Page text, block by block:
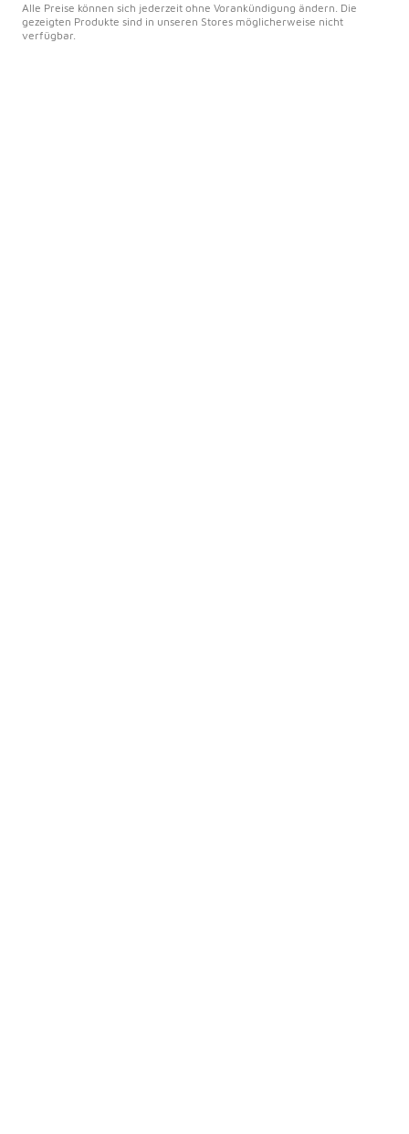
Alle Preise können sich jederzeit ohne Vorankündigung ändern. Die
gezeigten Produkte sind in unseren Stores möglicherweise nicht
verfügbar.